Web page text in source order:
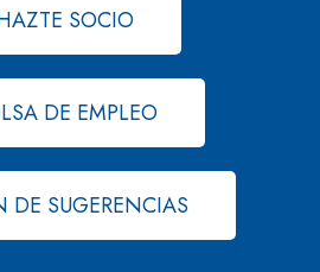
SOCIO
DE EMPLEO
DE SUGERENCIAS